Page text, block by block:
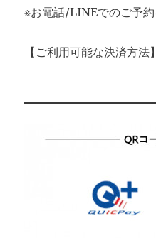
※お電話/LINEでのご予約
【ご利用可能な決済方法】